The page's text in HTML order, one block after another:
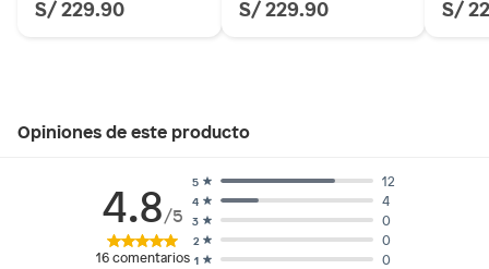
S/ 229.90 S/ 229.90 S/
Opiniones de este producto
4.8/5
16 comentarios 1 0
2 0
3 0
4 4
5 12